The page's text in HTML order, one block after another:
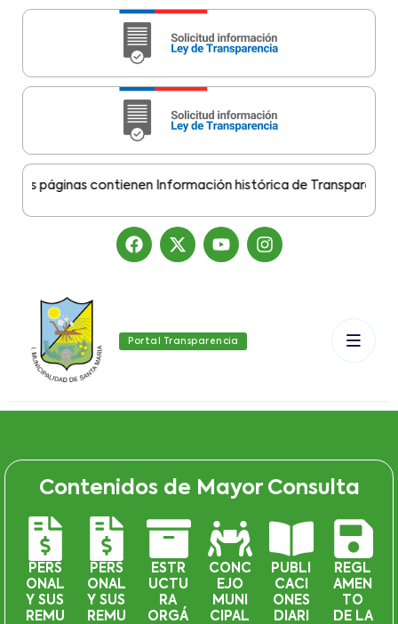
páginas contienen Información histórica de Transparencia
Portal Transparencia
Contenidos de Mayor Consulta
PERS
ONAL
Y SUS
REMU
PERS
ONAL
Y SUS
REMU
ESTR
UCTU
RA
ORGÁ
CONC
EJO
MUNI
CIPAL
PUBLI
CACI
ONES
DIARI
REGL
AMEN
TO
DE LA